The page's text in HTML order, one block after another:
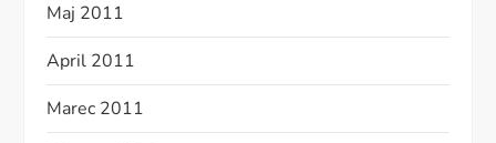
Maj 2011
April 2011
Marec 2011